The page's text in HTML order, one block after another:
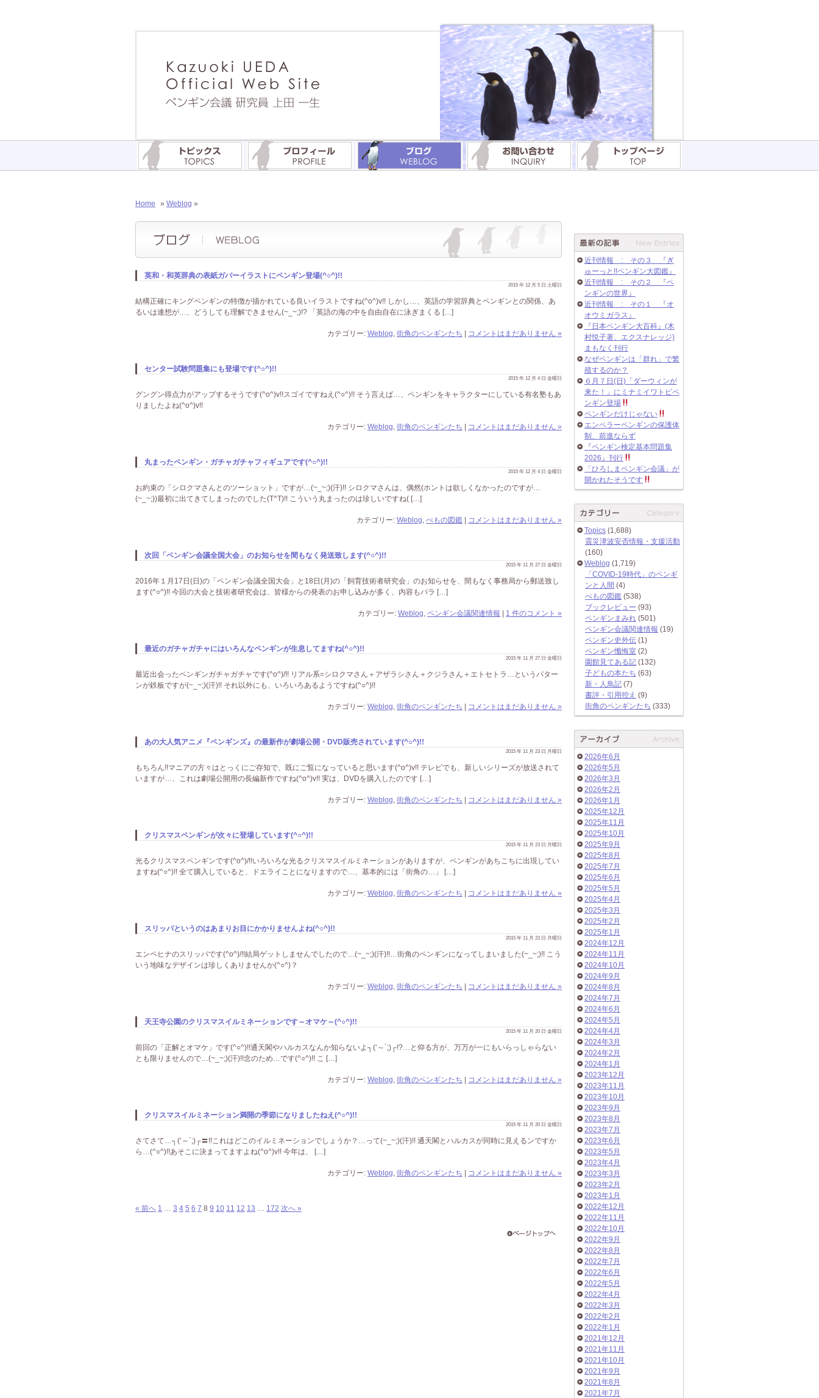
Home » Weblog »
英和・和英辞典の表紙ガバーイラストにペンギン登場(^○^)!!
2015 年 12 月 5 日 土曜日
結構正確にキングペンギンの特徴が描かれている良いイラストですね(^o^)v!! しかし…、英語の学習辞典とペンギンとの関係、あ
るいは連想が…、どうしても理解できません(~_~;)!? 「英語の海の中を自由自在に泳ぎまくる […]
カテゴリー: Weblog, 街角のペンギンたち コメントはまだありません »
センター試験問題集にも登場です(^○^)!!
2015 年 12 月 4 日 金曜日
グングン得点力がアップするそうです(^o^)v!!スゴイですねえ(^○^)!! そう言えば…、ペンギンをキャラクターにしている有名塾もあ
りましたよね(^o^)v!!
カテゴリー: Weblog, 街角のペンギンたち コメントはまだありません »
丸まったペンギン・ガチャガチャフィギュアです(^○^)!!
2015 年 12 月 4 日 金曜日
お約束の「シロクマさんとのツーショット」ですが…(~_~;)(汗)!! シロクマさんは、偶然(ホントは欲しくなかったのですが…
(~_~;))最初に出てきてしまったのでした(T^T)!! こういう丸まったのは珍しいですね( […]
カテゴリー: Weblog, ぺもの図鑑 コメントはまだありません »
次回「ペンギン会議全国大会」のお知らせを間もなく発送致します(^○^)!!
2015 年 11 月 27 日 金曜日
2016年１月17日(日)の「ペンギン会議全国大会」と18日(月)の「飼育技術者研究会」のお知らせを、間もなく事務局から郵送致し
ます(^○^)!! 今回の大会と技術者研究会は、皆様からの発表のお申し込みが多く、内容もバラ […]
カテゴリー: Weblog, ペンギン会議関連情報 1 件のコメント »
最近のガチャガチャにはいろんなペンギンが生息してますね(^○^)!!
2015 年 11 月 27 日 金曜日
最近出会ったペンギンガチャガチャです(^o^)/!! リアル系=シロクマさん＋アザラシさん＋クジラさん＋エトセトラ…というパター
ンが鉄板ですが(~_~;)(汗)!! それ以外にも、いろいろあるようですね(^○^)!!
カテゴリー: Weblog, 街角のペンギンたち コメントはまだありません »
あの大人気アニメ『ペンギンズ』の最新作が劇場公開・DVD販売されています(^○^)!!
2015 年 11 月 23 日 月曜日
もちろん!!マニアの方々はとっくにご存知で、既にご覧になっていると思います(^o^)v!! テレビでも、新しいシリーズが放送されて
いますが…、これは劇場公開用の長編新作ですね(^o^)v!! 実は、DVDを購入したのです […]
カテゴリー: Weblog, 街角のペンギンたち コメントはまだありません »
クリスマスペンギンが次々に登場しています(^○^)!!
2015 年 11 月 23 日 月曜日
光るクリスマスペンギンです(^o^)/!!いろいろな光るクリスマスイルミネーションがありますが、ペンギンがあちこちに出現してい
ますね(^○^)!! 全て購入していると、ドエライことになりますので…、基本的には「街角の…」 […]
カテゴリー: Weblog, 街角のペンギンたち コメントはまだありません »
スリッパというのはあまりお目にかかりませんよね(^○^)!!
2015 年 11 月 23 日 月曜日
エンペヒナのスリッパです(^o^)/!!結局ゲットしませんでしたので…(~_~;)(汗)!!…街角のペンギンになってしまいました(~_~;)!! こう
いう地味なデザインは珍しくありませんか(^○^)？
カテゴリー: Weblog, 街角のペンギンたち コメントはまだありません »
天王寺公園のクリスマスイルミネーションです～オマケ～(^○^)!!
2015 年 11 月 20 日 金曜日
前回の「正解とオマケ」です(^○^)!!通天閣やハルカスなんか知らないよ┐(‘～`;)┌!?…と仰る方が、万万が一にもいらっしゃらない
とも限りませんので…(~_~;)(汗)!!念のため…です(^○^)!! こ […]
カテゴリー: Weblog, 街角のペンギンたち コメントはまだありません »
クリスマスイルミネーション満開の季節になりましたねえ(^○^)!!
2015 年 11 月 20 日 金曜日
さてさて…┐(‘～`;)┌〓!!これはどこのイルミネーションでしょうか？…って(~_~;)(汗)!! 通天閣とハルカスが同時に見えるンですか
ら…(^○^)!!あそこに決まってますよね(^o^)v!! 今年は、 […]
カテゴリー: Weblog, 街角のペンギンたち コメントはまだありません »
« 前へ 1 … 3 4 5 6 7 8 9 10 11 12 13 … 172 次へ »
近刊情報 : その３ 『ぎ
ゅーっと!!ペンギン大図鑑』
近刊情報 : その２ 『ペ
ンギンの世界』
近刊情報 : その１ 『オ
オウミガラス』
『日本ペンギン大百科』(木
村悦子著、エクスナレッジ)
まもなく刊行
なぜペンギンは「群れ」で繁
殖するのか？
６月７日(日)「ダーウィンが
来た！」にミナミイワトビペ
ンギン登場
ペンギンだけじゃない
エンペラーペンギンの保護体
制、前進ならず
『ペンギン検定基本問題集
2026』刊行
「ひろしまペンギン会議」が
開かれたそうです
Topics (1,688)
震災津波安否情報・支援活動
(160)
Weblog (1,719)
「COVID-19時代」のペンギ
ンと人間 (4)
ぺもの図鑑 (538)
ブックレビュー (93)
ペンギンまみれ (501)
ペンギン会議関連情報 (19)
ペンギン史外伝 (1)
ペンギン懺悔室 (2)
園館見てある記 (132)
子どもの本たち (63)
新・人鳥記 (7)
書評・引用控え (9)
街角のペンギンたち (333)
2026年6月
2026年5月
2026年3月
2026年2月
2026年1月
2025年12月
2025年11月
2025年10月
2025年9月
2025年8月
2025年7月
2025年6月
2025年5月
2025年4月
2025年3月
2025年2月
2025年1月
2024年12月
2024年11月
2024年10月
2024年9月
2024年8月
2024年7月
2024年6月
2024年5月
2024年4月
2024年3月
2024年2月
2024年1月
2023年12月
2023年11月
2023年10月
2023年9月
2023年8月
2023年7月
2023年6月
2023年5月
2023年4月
2023年3月
2023年2月
2023年1月
2022年12月
2022年11月
2022年10月
2022年9月
2022年8月
2022年7月
2022年6月
2022年5月
2022年4月
2022年3月
2022年2月
2022年1月
2021年12月
2021年11月
2021年10月
2021年9月
2021年8月
2021年7月